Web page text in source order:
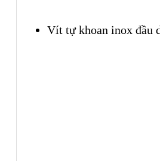
Vít tự khoan inox đầu